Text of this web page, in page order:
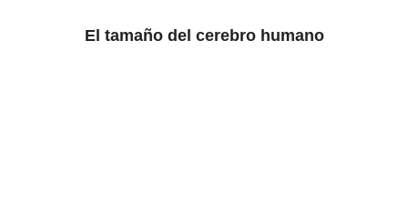
El tamaño del cerebro humano